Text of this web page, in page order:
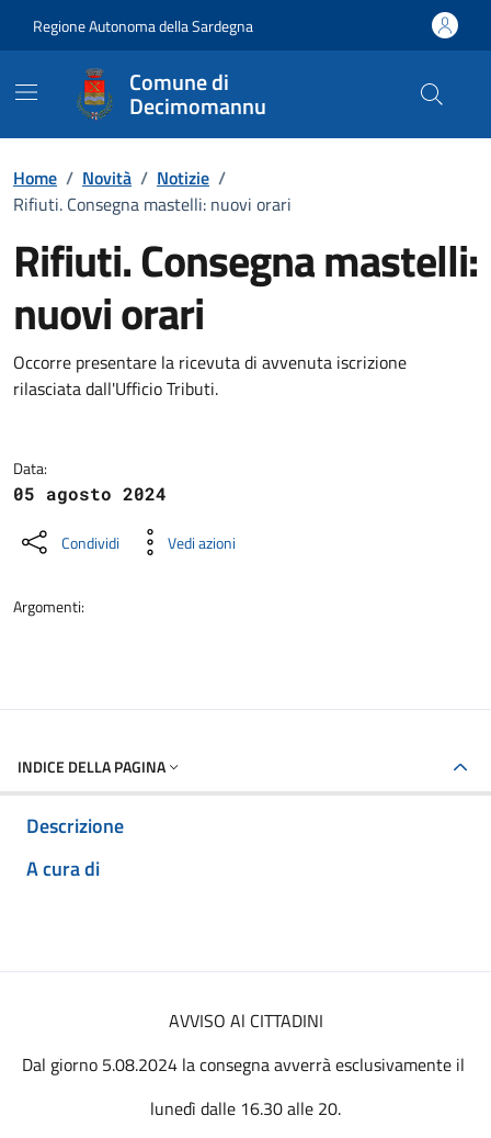
Regione Autonoma della Sardegna
Comune di
Decimomannu
Home / Novità / Notizie /
Rifiuti. Consegna mastelli: nuovi orari
Rifiuti. Consegna mastelli:
nuovi orari
Dettagli della notizia
Occorre presentare la ricevuta di avvenuta iscrizione
rilasciata dall'Ufficio Tributi.
Data:
05 agosto 2024
Condividi Vedi azioni
Argomenti:
INDICE DELLA PAGINA
Descrizione
A cura di
AVVISO Al CITTADINI
Dal giorno 5.08.2024 la consegna avverrà esclusivamente il
lunedì dalle 16.30 alle 20.